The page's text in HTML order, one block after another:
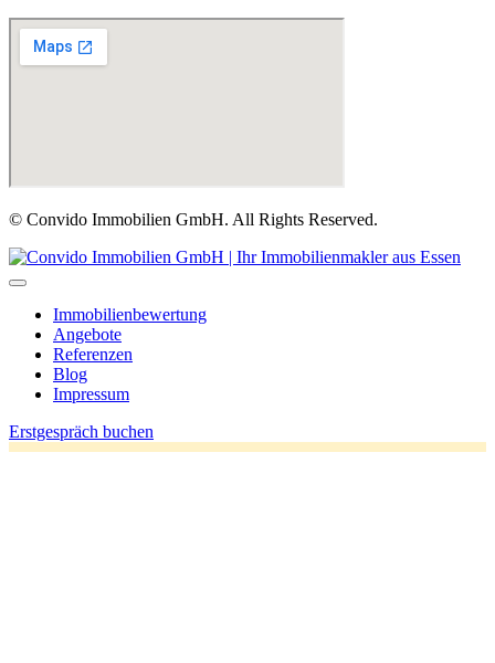
© Convido Immobilien GmbH. All Rights Reserved.
Immobilienbewertung
Angebote
Referenzen
Blog
Impressum
Erstgespräch buchen